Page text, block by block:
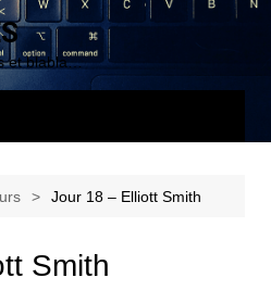
et blabla…
Jour 18 – Elliott Smith
Smith